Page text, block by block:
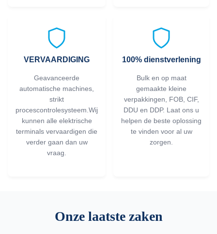
VERVAARDIGING
Geavanceerde
automatische machines,
strikt
procescontrolesysteem.Wij
kunnen alle elektrische
terminals vervaardigen die
verder gaan dan uw
vraag.
100% dienstverlening
Bulk en op maat
gemaakte kleine
verpakkingen, FOB, CIF,
DDU en DDP. Laat ons u
helpen de beste oplossing
te vinden voor al uw
zorgen.
Onze laatste zaken